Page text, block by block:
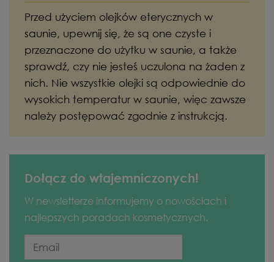
Przed użyciem olejków eterycznych w
saunie, upewnij się, że są one czyste i
przeznaczone do użytku w saunie, a także
sprawdź, czy nie jesteś uczulona na żaden z
nich. Nie wszystkie olejki są odpowiednie do
wysokich temperatur w saunie, więc zawsze
należy postępować zgodnie z instrukcją.
Dołącz do wtajemniczonych!
W newsletterze informujemy o nowościach i
najlepszych poradach kosmetycznych.